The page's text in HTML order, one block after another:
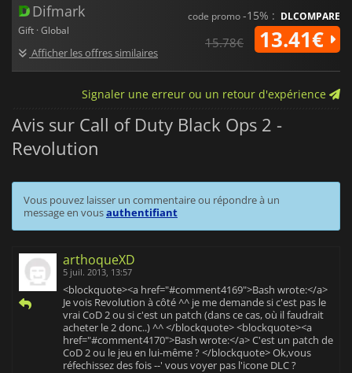
Difmark
Gift · Global
Afficher les offres similaires
code promo-15% : DLCOMPARE
15.78€ 13.41€
Signaler une erreur ou un retour d'expérience
Avis sur Call of Duty Black Ops 2 -
Revolution
Vous pouvez laisser un commentaire ou répondre à un
message en vousauthentifiant
arthoqueXD
5 juil. 2013, 13:57
<blockquote><a href="#comment4169">Bash wrote:</a>
Je vois Revolution à côté ^^ je me demande si c'est pas le
vrai CoD 2 ou si c'est un patch (dans ce cas, où il faudrait
acheter le 2 donc..) ^^ </blockquote> <blockquote><a
href="#comment4170">Bash wrote:</a> C'est un patch de
CoD 2 ou le jeu en lui-même ? </blockquote> Ok,vous
réfechissez des fois --' vous voyer pas l'icone DLC ?